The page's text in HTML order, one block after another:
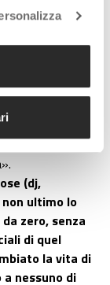
ce n’è davvero
sia un
però
che gli
“Starcube
di sentirti
(dj,
ultimo lo
zero, senza
di quel
la vita di
nessuno di